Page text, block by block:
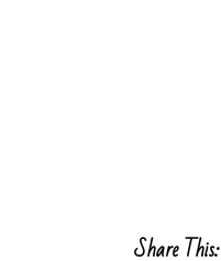
Share This: